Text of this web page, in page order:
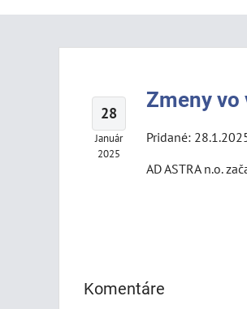
28
Január
2025
Zmeny vo
Pridané:
AD ASTRA n.o.
Komentáre